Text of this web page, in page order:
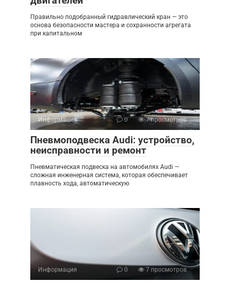
Правильно подобранный гидравлический кран — это
основа безопасности мастера и сохранности агрегата
при капитальном
Информация 0 7 просмотров
Пневмоподвеска Audi: устройство,
неисправности и ремонт
Пневматическая подвеска на автомобилях Audi —
сложная инженерная система, которая обеспечивает
плавность хода, автоматическую
Информация 0 7 просмотров